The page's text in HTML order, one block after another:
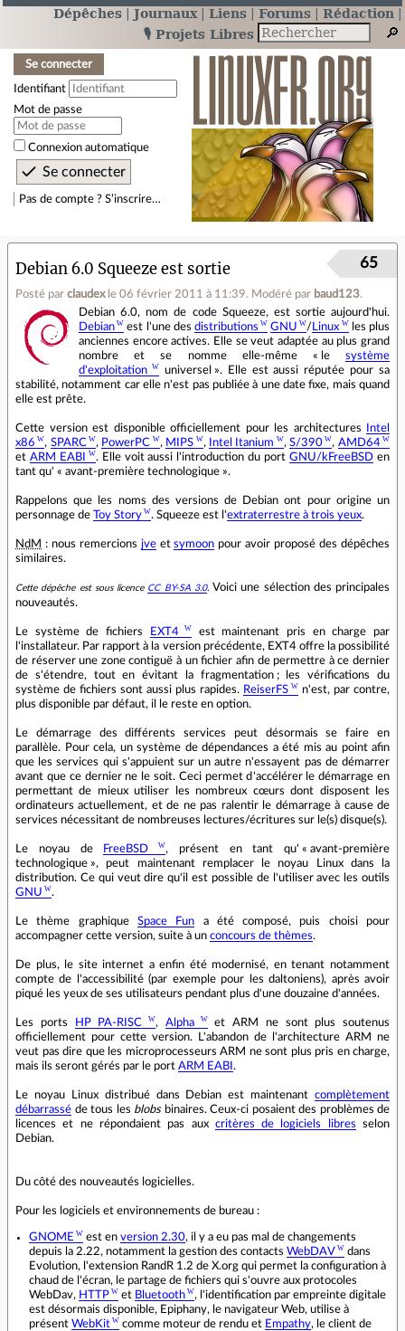
Dépêches Journaux Liens Forums
Rédaction
🎙️ Projets Libres
Se connecter
Identifiant
Mot de passe
Connexion automatique
Pas de compte ? S’inscrire…
Debian 6.0 Squeeze est sortie
Posté par claudex le 06 février 2011 à 11:39. Modéré par baud123.
65
Debian 6.0, nom de code Squeeze, est sortie aujourd'hui.
Debian
est l'une des distributions GNU / Linux
les plus
anciennes encore actives. Elle se veut adaptée au plus grand
nombre et se nomme elle-même « le système
d'exploitation
universel ». Elle est aussi réputée pour sa
stabilité, notamment car elle n'est pas publiée à une date fixe, mais quand
elle est prête.
Cette version est disponible officiellement pour les architectures
Intel
x86
, SPARC , PowerPC , MIPS , Intel Itanium , S/390 , AMD64
et ARM EABI . Elle voit aussi l'introduction du portGNU/kFreeBSD en
tant qu' « avant-première technologique ».
Rappelons que les noms des versions de Debian ont pour origine un
personnage de
Toy Story . Squeeze est l'extraterrestre à trois yeux.
NdM : nous remercions jveetsymoon pour avoir proposé des dépêches
similaires.
Cette dépêche est sous licence CC BY-SA 3.0.Voici une sélection des principales
nouveautés.
Le système de fichiers EXT4
est maintenant pris en charge par
l'installateur. Par rapport à la version précédente, EXT4 offre la possibilité
de réserver une zone contiguë à un fichier afin de permettre à ce dernier
de s'étendre, tout en évitant la fragmentation ; les vérifications du
système de fichiers sont aussi plus rapides. ReiserFS
n'est, par contre,
plus disponible par défaut, il le reste en option.
Le démarrage des différents services peut désormais se faire en
parallèle. Pour cela, un système de dépendances a été mis au point afin
que les services qui s'appuient sur un autre n'essayent pas de démarrer
avant que ce dernier ne le soit. Ceci permet d'accélérer le démarrage en
permettant de mieux utiliser les nombreux cœurs dont disposent les
ordinateurs actuellement, et de ne pas ralentir le démarrage à cause de
services nécessitant de nombreuses lectures/écritures sur le(s) disque(s).
Le noyau de FreeBSD
, présent en tant qu' « avant-première
technologique », peut maintenant remplacer le noyau Linux dans la
distribution. Ce qui veut dire qu'il est possible de l'utiliser avec les outils
GNU
.
Le thème graphique Space Fun a été composé, puis choisi pour
accompagner cette version, suite à un concours de thèmes.
De plus, le site internet a enfin été modernisé, en tenant notamment
compte de l'accessibilité (par exemple pour les daltoniens), après avoir
piqué les yeux de ses utilisateurs pendant plus d'une douzaine d'années.
Les ports HP PA-RISC , Alpha
et ARM ne sont plus soutenus
officiellement pour cette version. L'abandon de l'architecture ARM ne
veut pas dire que les microprocesseurs ARM ne sont plus pris en charge,
mais ils seront gérés par le port ARM EABI .
Le noyau Linux distribué dans Debian est maintenant complètement
débarrassé de tous les blobsbinaires. Ceux-ci posaient des problèmes de
licences et ne répondaient pas aux critères de logiciels libres selon
Debian.
Du côté des nouveautés logicielles.
Pour les logiciels et environnements de bureau :
GNOME est en version 2.30, il y a eu pas mal de changements
depuis la 2.22, notamment la gestion des contacts WebDAV
dans
Evolution, l'extension RandR 1.2 de X.org qui permet la configuration à
chaud de l'écran, le partage de fichiers qui s'ouvre aux protocoles
WebDav, HTTP et Bluetooth
, l'identification par empreinte digitale
est désormais disponible, Epiphany, le navigateur Web, utilise à
présent WebKit comme moteur de rendu et Empathy, le client de